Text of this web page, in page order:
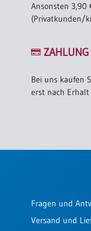
Ansonsten
(Privatkunden/
ZAHLUNG
Bei uns kaufen
erst nach Erhalt
Fragen und
Versand und